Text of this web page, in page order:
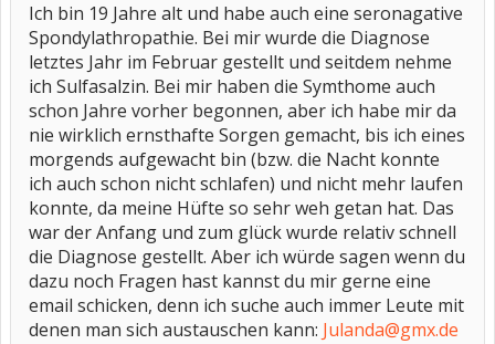
Ich bin 19 Jahre alt und habe auch eine seronagative
Spondylathropathie. Bei mir wurde die Diagnose
letztes Jahr im Februar gestellt und seitdem nehme
ich Sulfasalzin. Bei mir haben die Symthome auch
schon Jahre vorher begonnen, aber ich habe mir da
nie wirklich ernsthafte Sorgen gemacht, bis ich eines
morgends aufgewacht bin (bzw. die Nacht konnte
ich auch schon nicht schlafen) und nicht mehr laufen
konnte, da meine Hüfte so sehr weh getan hat. Das
war der Anfang und zum glück wurde relativ schnell
die Diagnose gestellt. Aber ich würde sagen wenn du
dazu noch Fragen hast kannst du mir gerne eine
email schicken, denn ich suche auch immer Leute mit
denen man sich austauschen kann: Julanda@gmx.de